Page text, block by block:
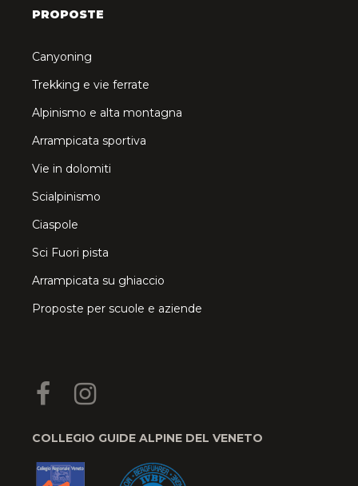
PROPOSTE
Canyoning
Trekking e vie ferrate
Alpinismo e alta montagna
Arrampicata sportiva
Vie in dolomiti
Scialpinismo
Ciaspole
Sci Fuori pista
Arrampicata su ghiaccio
Proposte per scuole e aziende
COLLEGIO GUIDE ALPINE DEL VENETO